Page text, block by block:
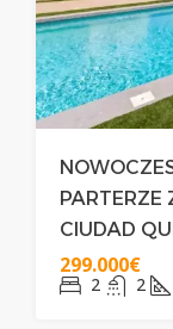
PARTERZE
CIUDAD
299.000€
2 2